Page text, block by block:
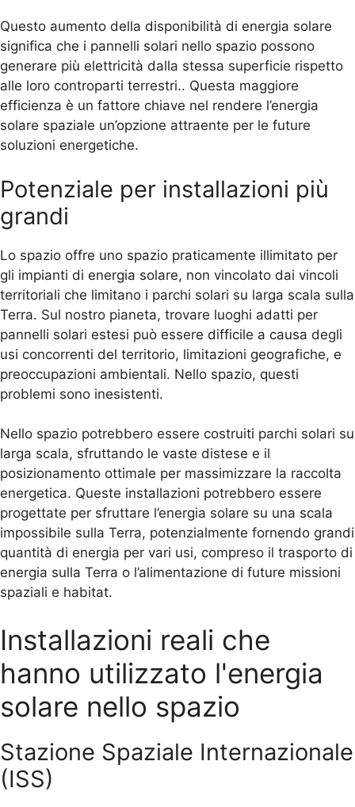
Questo aumento della disponibilità di energia solare
significa che i pannelli solari nello spazio possono
generare più elettricità dalla stessa superficie rispetto
alle loro controparti terrestri.. Questa maggiore
efficienza è un fattore chiave nel rendere l’energia
solare spaziale un’opzione attraente per le future
soluzioni energetiche.
Potenziale per installazioni più
grandi
Lo spazio offre uno spazio praticamente illimitato per
gli impianti di energia solare, non vincolato dai vincoli
territoriali che limitano i parchi solari su larga scala sulla
Terra. Sul nostro pianeta, trovare luoghi adatti per
pannelli solari estesi può essere difficile a causa degli
usi concorrenti del territorio, limitazioni geografiche, e
preoccupazioni ambientali. Nello spazio, questi
problemi sono inesistenti.
Nello spazio potrebbero essere costruiti parchi solari su
larga scala, sfruttando le vaste distese e il
posizionamento ottimale per massimizzare la raccolta
energetica. Queste installazioni potrebbero essere
progettate per sfruttare l’energia solare su una scala
impossibile sulla Terra, potenzialmente fornendo grandi
quantità di energia per vari usi, compreso il trasporto di
energia sulla Terra o l’alimentazione di future missioni
spaziali e habitat.
Installazioni reali che
hanno utilizzato l'energia
solare nello spazio
Stazione Spaziale Internazionale
(ISS)